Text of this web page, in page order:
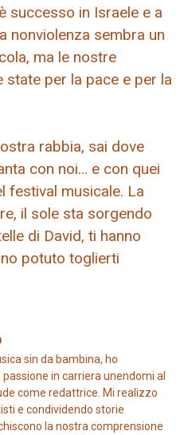
successo in Israele e a
nonviolenza sembra un
ma le nostre
per la pace e per la
rabbia, sai dove
con noi… e con quei
festival musicale. La
il sole sta sorgendo
di David, ti hanno
potuto toglierti
sin da bambina, ho
in carriera unendomi al
come redattrice. Mi realizzo
e condividendo storie
la nostra comprensione